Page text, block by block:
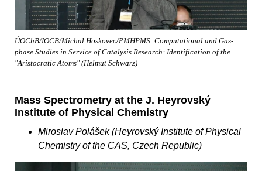
ÚOChB/IOCB/Michal Hoskovec/PMHPMS: Computational and Gas-
phase Studies in Service of Catalysis Research: Identification of the
"Aristocratic Atoms" (Helmut Schwarz)
Mass Spectrometry at the J. Heyrovský
Institute of Physical Chemistry
Miroslav Polášek (Heyrovský Institute of Physical
Chemistry of the CAS, Czech Republic)